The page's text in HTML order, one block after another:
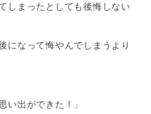
しまったとしても後悔しない
になって悔やんでしまうより
い出ができた！」